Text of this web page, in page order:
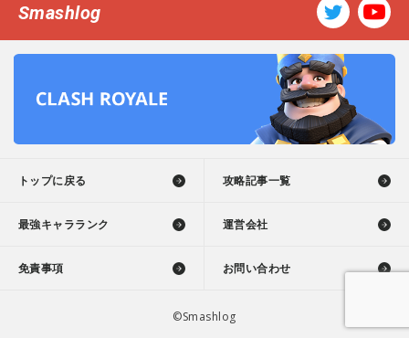
Smashlog
トップに戻る 攻略記事一覧
最強キャラランク 運営会社
免責事項 お問い合わせ
©Smashlog